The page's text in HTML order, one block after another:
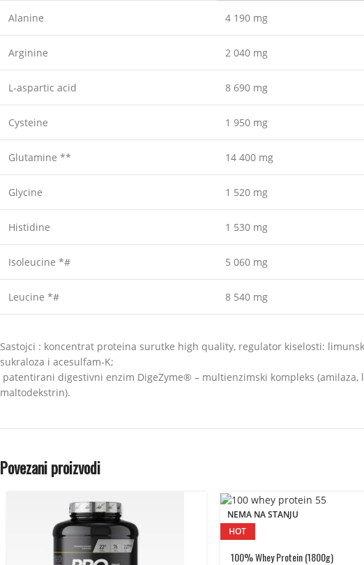
Alanine 4 190 mg
Arginine 2 040 mg
L-aspartic acid 8 690 mg
Cysteine 1 950 mg
Glutamine ** 14 400 mg
Glycine 1 520 mg
Histidine 1 530 mg
Isoleucine *# 5 060 mg
Leucine *# 8 540 mg
Sastojci : koncentrat proteina surutke high quality, regulator kiselosti:
sukraloza i acesulfam-K;
patentirani digestivni enzim DigeZyme® – multienzimski kompleks
maltodekstrin).
Povezani proizvodi
NEMA NA STANJU
HOT
100% Whey Protein (1800g)